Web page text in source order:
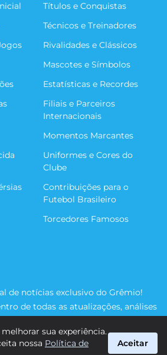
Títulos e Conquistas
Técnicos e Treinadores
Rivalidades e Clássicos
Mascotes e Símbolos
Estatísticas e Recordes
Filiais e Parceiros
Internacionais
Momentos Marcantes
Uniformes e Cores do
Clube
Contribuições para o
Futebol Brasileiro
Torcedores Famosos
de notícias exclusivo do Grêmio!
de todas as atualizações, análises
nosso time rumo às vitórias!
sua experiência.
nossa Política de
Aceitar